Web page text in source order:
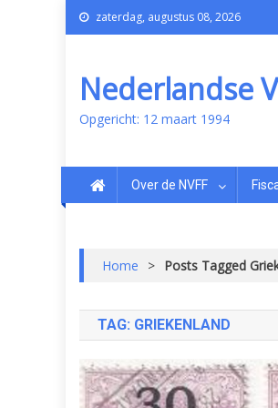
zaterdag, augustus 08, 2026
Nederlandse
Opgericht: 12 maart 1994
Over de NVFF
Home > Posts Tagged
TAG: GRIEKENLAND